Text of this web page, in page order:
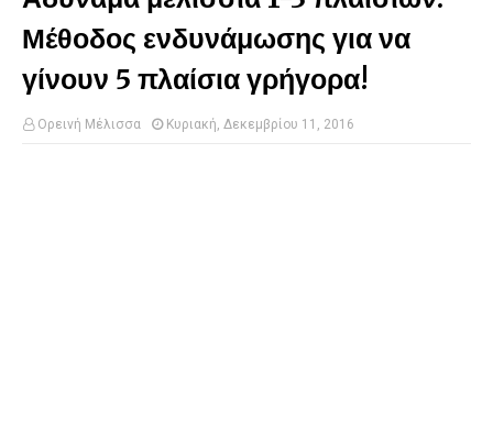
Μέθοδος ενδυνάμωσης για να
γίνουν 5 πλαίσια γρήγορα!
Ορεινή Μέλισσα Κυριακή, Δεκεμβρίου 11, 2016